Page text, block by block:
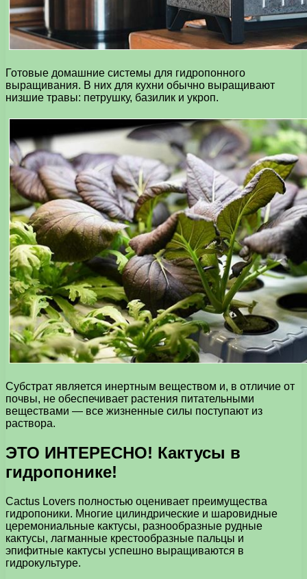
Готовые домашние системы для гидропонного
выращивания. В них для кухни обычно выращивают
низшие травы: петрушку, базилик и укроп.
Субстрат является инертным веществом и, в отличие от
почвы, не обеспечивает растения питательными
веществами — все жизненные силы поступают из
раствора.
ЭТО ИНТЕРЕСНО! Кактусы в
гидропонике!
Cactus Lovers полностью оценивает преимущества
гидропоники. Многие цилиндрические и шаровидные
церемониальные кактусы, разнообразные рудные
кактусы, лагманные крестообразные пальцы и
эпифитные кактусы успешно выращиваются в
гидрокультуре.